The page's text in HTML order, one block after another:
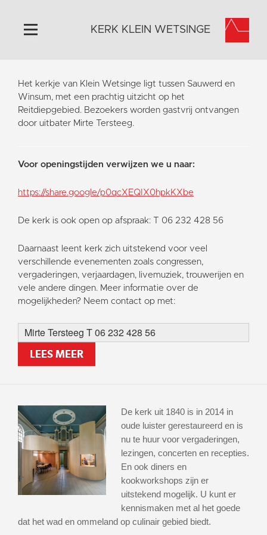
Home
Algemeen
Historie
Contact
Vaktaal
KERK KLEIN WETSINGE
Het kerkje van Klein Wetsinge ligt tussen Sauwerd en
Winsum, met een prachtig uitzicht op het
Reitdiepgebied. Bezoekers worden gastvrij ontvangen
door uitbater Mirte Tersteeg.
Voor openingstijden verwijzen we u naar:
https://share.google/p0qcXEQIX0hpkKXbe
De kerk is ook open op afspraak: T 06 232 428 56
Daarnaast leent kerk zich uitstekend voor veel
verschillende evenementen zoals congressen,
vergaderingen, verjaardagen, livemuziek, trouwerijen en
vele andere dingen. Meer informatie over de
mogelijkheden? Neem contact op met:
Mirte Tersteeg T 06 232 428 56
LEES MEER
De kerk uit 1840 is in 2014 in
oude luister gerestaureerd en is
nu te huur voor vergaderingen,
lezingen, concerten en recepties.
En ook diners en
kookworkshops zijn er
uitstekend mogelijk. U kunt er
kennismaken met al het goede
dat het wad en ommeland op culinair gebied biedt.